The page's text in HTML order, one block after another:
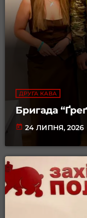
ДРУГА КАВА
Бригада
today 24 ЛИПНЯ, 2026